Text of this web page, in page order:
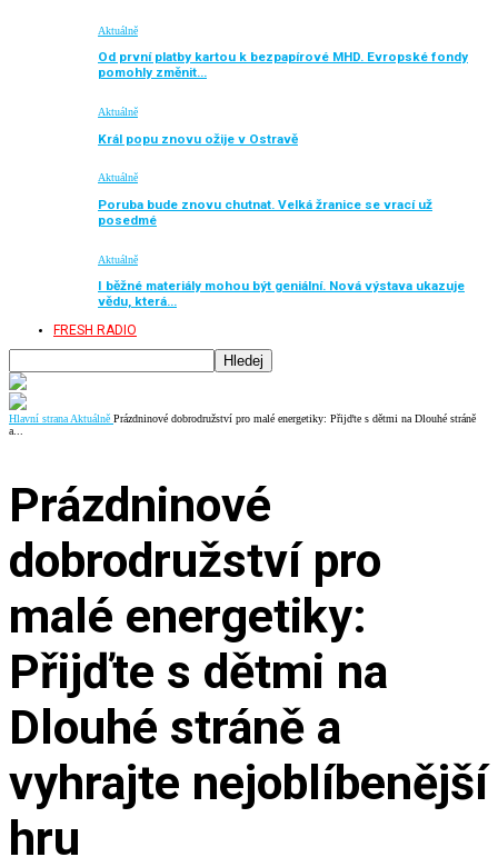
Aktuálně
Od první platby kartou k bezpapírové MHD. Evropské fondy
pomohly změnit…
Aktuálně
Král popu znovu ožije v Ostravě
Aktuálně
Poruba bude znovu chutnat. Velká žranice se vrací už
posedmé
Aktuálně
I běžné materiály mohou být geniální. Nová výstava ukazuje
vědu, která…
FRESH RADIO
Hlavní strana Aktuálně Prázdninové dobrodružství pro malé energetiky: Přijďte s dětmi na Dlouhé stráně
a...
Prázdninové
dobrodružství pro
malé energetiky:
Přijďte s dětmi na
Dlouhé stráně a
vyhrajte nejoblíbenější
hru